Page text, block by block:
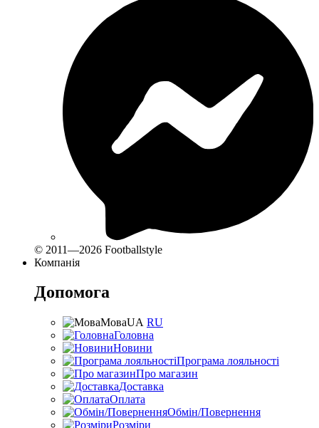
© 2011—2026 Footballstyle
Компанія
Допомога
МоваUA RU
Головна
Новини
Програма лояльності
Про магазин
Доставка
Оплата
Обмін/Повернення
Розміри